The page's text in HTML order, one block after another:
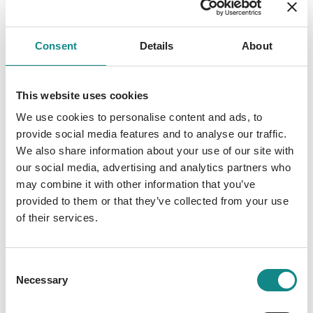
Consent Details About
This website uses cookies
We use cookies to personalise content and ads, to
provide social media features and to analyse our traffic.
We also share information about your use of our site with
our social media, advertising and analytics partners who
may combine it with other information that you’ve
provided to them or that they’ve collected from your use
of their services.
Selection
Necessary
den kleinen Raum versprengt über ihren
die sich gerade ein erbittertes Wortgefecht
über irgendein Regionalderby im Fußball
lieferten, jaulte nur aus der Jukebox an der
Der Laden war genauso erbärmlich, wie
Martin sich fühlte. Er hatte sich einen Platz
am Ende des Tresens gesucht und verkroch
sich hinter seiner Flasche. Jetzt griff er nach
dem kleinen Glas daneben und wollte gerade
den nächsten Kurzen kippen, als sich der
Typ hatte ihn etwas gefragt. Martin stieß
sauer auf und schluckte schnell. Statt den
Schnaps zu trinken, stellte er das Glas wieder